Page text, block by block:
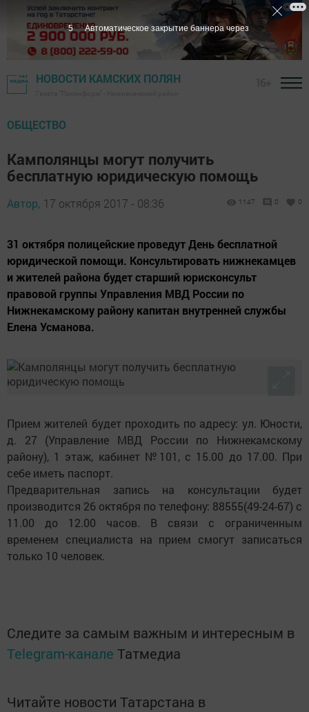
НОВОСТИ КАМСКИХ ПОЛЯН
ОБЩЕСТВО
Камполянцы могут получить
бесплатную юридическую помощь
Автор, 17 октября 2017 - 08:36 1147 0 0
31 октября полицейские проведут День бесплатной
юридической помощи. Консультировать нижнекамцев
и жителей района будет старший юрисконсульт
правовой группы Управления МВД России по
Нижнекамскому району капитан внутренней службы
Елена Усманова.
Прием жителей будет проходить по адресу: ул. Юности,
д. 27 (Управление МВД России по Нижнекамскому
району), 1 этаж, кабинет №101, с 15.00 до 17.00. При
себе иметь паспорт.
Предварительная запись на консультации будет
производится 26 октября по телефону: 88555(49-24-67) с
11.00 до 12.00 часов. В связи с ограниченным
временем специалиста на прием смогут записаться
только 10 человек.
Следите за самым важным и интересным в
Telegram-канале Татмедиа
Читайте новости Татарстана в
4 Автоматическое закрытие баннера через